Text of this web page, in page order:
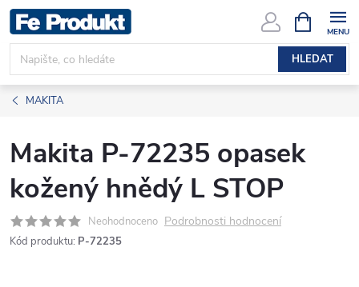
Přejít
na
obsah
HLEDAT
NÁKUPNÍ
KOŠÍK
MAKITA
Makita P-72235 opasek
kožený hnědý L STOP
Neohodnoceno Podrobnosti hodnocení
Kód produktu: P-72235